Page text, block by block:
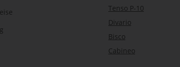
Tenso P-10
Divario
Bisco
Cabineo